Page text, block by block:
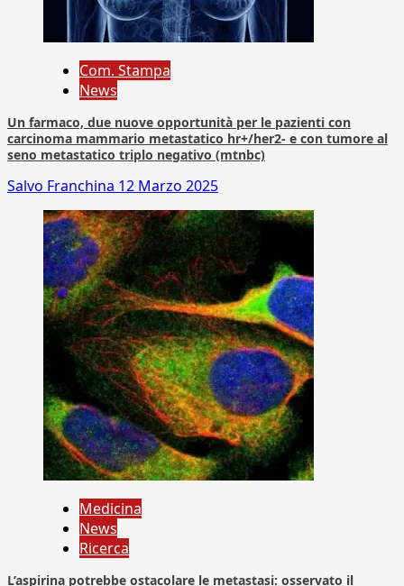
Com. Stampa
News
Un farmaco, due nuove opportunità per le pazienti con
carcinoma mammario metastatico hr+/her2- e con tumore al
seno metastatico triplo negativo (mtnbc)
Salvo Franchina 12 Marzo 2025
Medicina
News
Ricerca
L’aspirina potrebbe ostacolare le metastasi: osservato il